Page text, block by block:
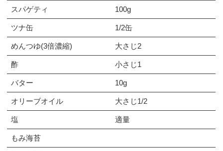
スパゲティ 100g
ツナ缶 1/2缶
めんつゆ(3倍濃縮) 大さじ2
酢 小さじ1
バター 10g
オリーブオイル 大さじ1/2
塩 適量
もみ海苔